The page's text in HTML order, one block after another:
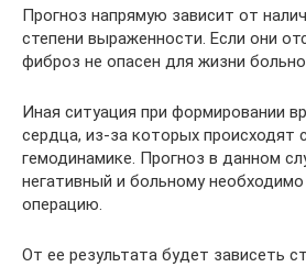
Прогноз напрямую зависит от
степени выраженности. Если они
фиброз не опасен для жизни
Иная ситуация при формировании
сердца, из-за которых происходят
гемодинамике. Прогноз в данном
негативный и больному
операцию.
От ее результата будет зависеть